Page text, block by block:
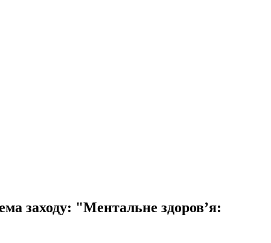
заходу: "Ментальне здоров’я: